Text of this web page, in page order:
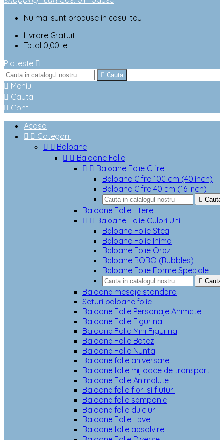
Nu mai sunt produse in cosul tau
Livrare Gratuit
Total 0,00 lei
Plateste 
 Cauta
 Meniu
 Cauta
 Cont
Acasa
  Categorii
  Baloane
  Baloane Folie
  Baloane Folie Cifre
Baloane Cifre 100 cm (40 inch)
Baloane Cifre 40 cm (16 inch)

Baloane Folie Litere
  Baloane Folie Culori Uni
Baloane Folie Stea
Baloane Folie Inima
Baloane Folie Orbz
Baloane BOBO (Bubbles)
Baloane Folie Forme Speciale

Baloane mesaje standard
Seturi baloane folie
Baloane Folie Personaje Animate
Baloane Folie Figurina
Baloane Folie Mini Figurina
Baloane Folie Botez
Baloane Folie Nunta
Baloane folie aniversare
Baloane folie mijloace de transport
Baloane Folie Animalute
Baloane folie flori si fluturi
Baloane folie sampanie
Baloane folie dulciuri
Baloane Folie Love
Baloane folie absolvire